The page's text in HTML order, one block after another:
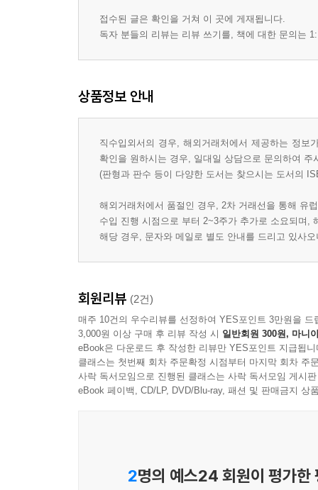
접수된 글은 확인을 거쳐 이 곳에 게재됩니다.
독자 분들의 리뷰는 리뷰 쓰기를, 책에 대한 문의는
상품정보 안내
직수입외서의 경우, 해외거래처에서 제공하는 정
확인을 원하시는 경우, 일대일 상담으로 문의하여 주
(판형과 판수 등이 다양한 도서는 찾으시는 도서의
해외거래처에서 품절인 경우, 2차 거래선을 통해 유
수입 진행 시점으로 부터 2~3주가 추가로 소요되며,
해당 경우, 문자와 메일로 별도 안내를 드리고 있사
회원리뷰 (2건)
매주 10건의 우수리뷰를 선정하여 YES포인트 3만원을 드
3,000원 이상 구매 후 리뷰 작성 시 일반회원 300원, 마니
eBook은 다운로드 후 작성한 리뷰만 YES포인트 지급됩니
클래스는 첫번째 회차 주문확정 시점부터 마지막 회차 주
사락 독서모임으로 진행된 클래스는 사락 독서모임 게시
eBook 페이백, CD/LP, DVD/Blu-ray, 패션 및 판매금지 상
2명의 예스24 회원이 평가한